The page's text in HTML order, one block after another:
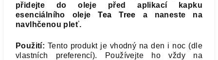
přidejte do oleje před aplikací kapku
esenciálního olejeTea Tree
a naneste na
navlhčenou pleť.
Použití: Tento produkt je vhodný na den i noc (dle
vlastních preferencí). Používejte ho vždy na